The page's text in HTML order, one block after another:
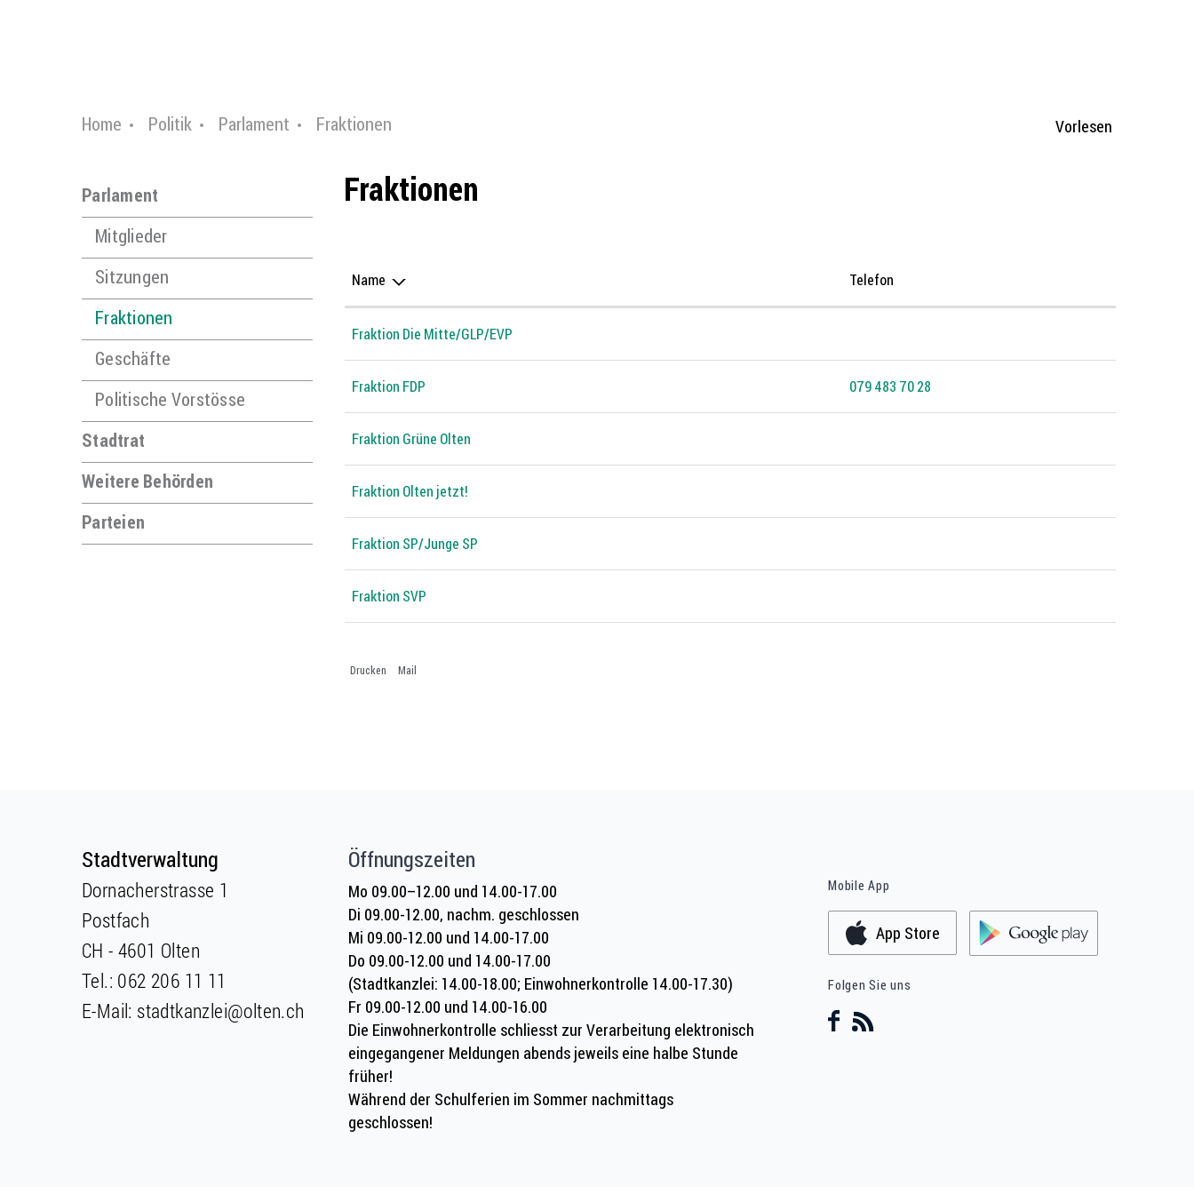
Home Politik Parlament Fraktionen Vorlesen
Parlament
Mitglieder
Sitzungen
Fraktionen
Geschäfte
Politische Vorstösse
Stadtrat
Weitere Behörden
Parteien
Fraktionen
Name Telefon
Fraktion Die Mitte/GLP/EVP
Fraktion FDP 079 483 70 28
Fraktion Grüne Olten
Fraktion Olten jetzt!
Fraktion SP/Junge SP
Fraktion SVP
Drucken Mail
FusszeileStadtverwaltung
Dornacherstrasse 1
Postfach
CH - 4601 Olten
Tel.: 062 206 11 11
E-Mail: stadtkanzlei@olten.ch
Öffnungszeiten
Mo 09.00–12.00 und 14.00-17.00
Di 09.00-12.00, nachm. geschlossen
Mi 09.00-12.00 und 14.00-17.00
Do 09.00-12.00 und 14.00-17.00
(Stadtkanzlei: 14.00-18.00; Einwohnerkontrolle 14.00-17.30)
Fr 09.00-12.00 und 14.00-16.00
Die Einwohnerkontrolle schliesst zur Verarbeitung elektronisch
eingegangener Meldungen abends jeweils eine halbe Stunde
früher!
Während der Schulferien im Sommer nachmittags
geschlossen!
Mobile App
App Store
Folgen Sie uns